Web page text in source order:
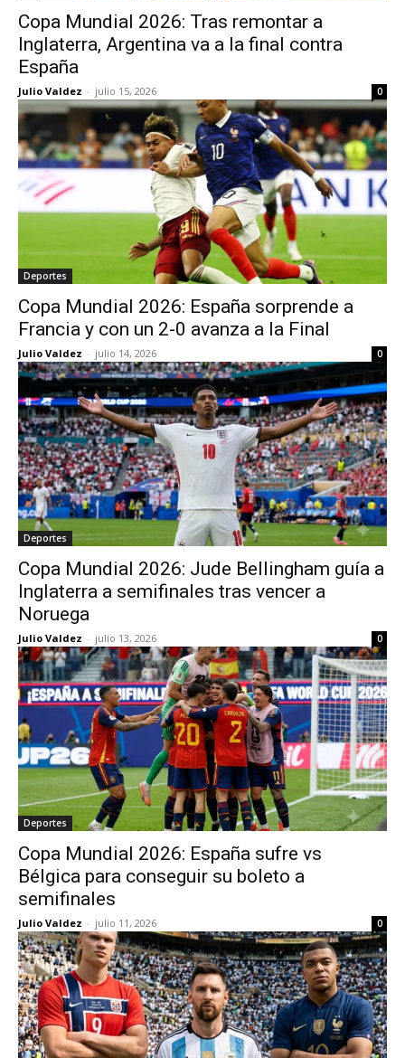
Copa Mundial 2026: Tras remontar a
Inglaterra, Argentina va a la final contra
España
Julio Valdez - julio 15, 2026 0
Deportes
Copa Mundial 2026: España sorprende a
Francia y con un 2-0 avanza a la Final
Julio Valdez - julio 14, 2026 0
Deportes
Copa Mundial 2026: Jude Bellingham guía a
Inglaterra a semifinales tras vencer a
Noruega
Julio Valdez - julio 13, 2026 0
Deportes
Copa Mundial 2026: España sufre vs
Bélgica para conseguir su boleto a
semifinales
Julio Valdez - julio 11, 2026 0